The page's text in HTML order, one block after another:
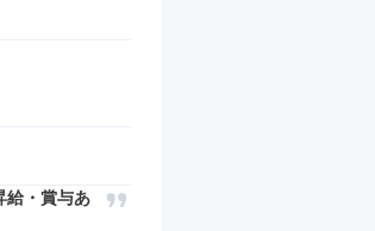
給・賞与あ